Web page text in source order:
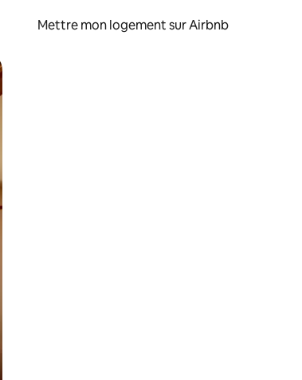
Mettre mon logement sur Airbnb